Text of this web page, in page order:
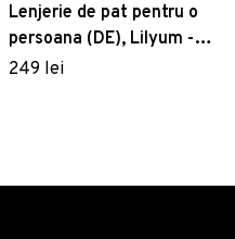
Lenjerie de pat pentru o
persoana (DE), Lilyum -
Dark Blue, Whitney,
249 lei